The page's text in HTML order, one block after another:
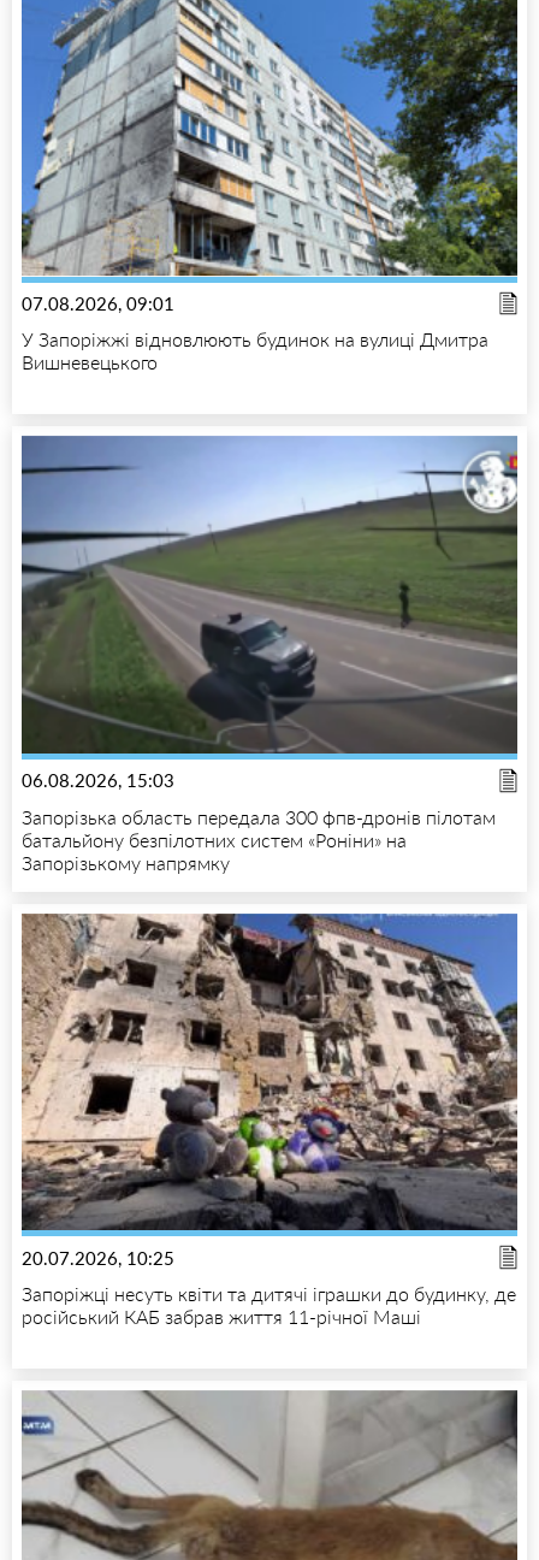
07.08.2026, 09:01
У Запоріжжі відновлюють будинок на вулиці Дмитра
Вишневецького
06.08.2026, 15:03
Запорізька область передала 300 фпв-дронів пілотам
батальйону безпілотних систем «Роніни» на
Запорізькому напрямку
20.07.2026, 10:25
Запоріжці несуть квіти та дитячі іграшки до будинку, де
російський КАБ забрав життя 11-річної Маші